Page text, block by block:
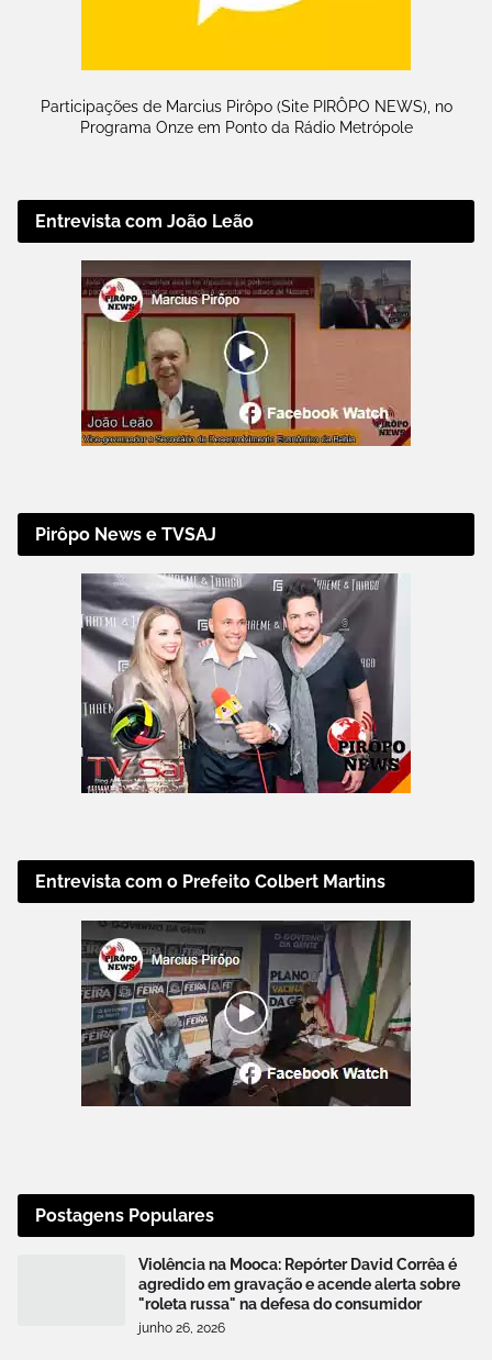
Participações de Marcius Pirôpo (Site PIRÔPO NEWS), no
Programa Onze em Ponto da Rádio Metrópole
Entrevista com João Leão
Pirôpo News e TVSAJ
Entrevista com o Prefeito Colbert Martins
Postagens Populares
Violência na Mooca: Repórter David Corrêa é
agredido em gravação e acende alerta sobre
"roleta russa" na defesa do consumidor
junho 26, 2026